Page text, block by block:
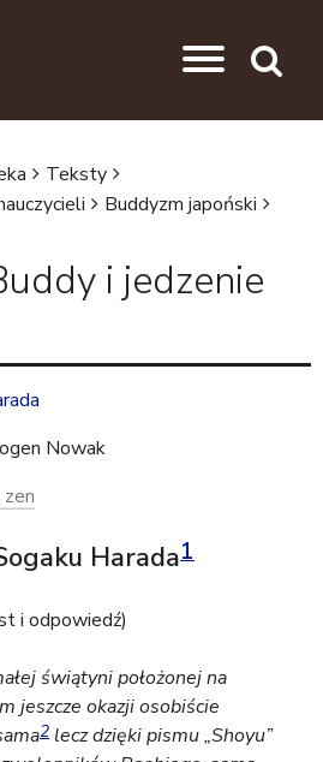
Teksty
Buddyzm japoński
i jedzenie
Nowak
Harada1
i odpowiedź)
świątyni położonej na
jeszcze okazji osobiście
2 lecz dzięki pismu „Shoyu”